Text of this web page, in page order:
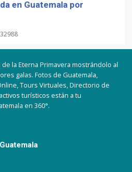
en Guatemala por
32988
la Eterna Primavera mostrándolo al
galas. Fotos de Guatemala,
Tours Virtuales, Directorio de
turísticos están a tu
en 360°.